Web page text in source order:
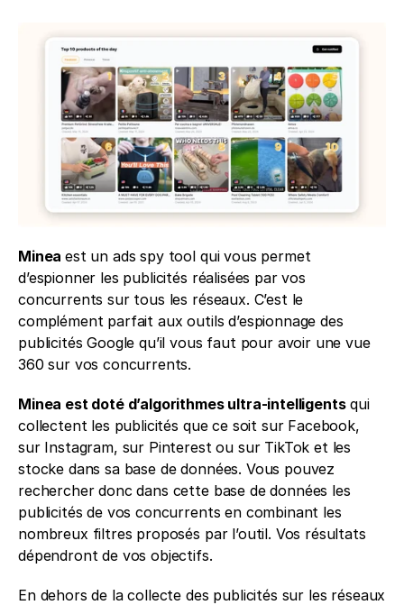
Minea est un ads spy tool qui vous permet
d’espionner les publicités réalisées par vos
concurrents sur tous les réseaux. C’est le
complément parfait aux outils d’espionnage des
publicités Google qu’il vous faut pour avoir une vue
360 sur vos concurrents.
Minea est doté d’algorithmes ultra-intelligents qui
collectent les publicités que ce soit sur Facebook,
sur Instagram, sur Pinterest ou sur TikTok et les
stocke dans sa base de données. Vous pouvez
rechercher donc dans cette base de données les
publicités de vos concurrents en combinant les
nombreux filtres proposés par l’outil. Vos résultats
dépendront de vos objectifs.
En dehors de la collecte des publicités sur les réseaux